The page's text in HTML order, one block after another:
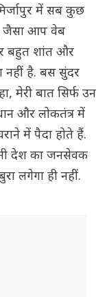
में सब कुछ
जैसा आप वेब
बहुत शांत और
नहीं है. बस सुंदर
मेरी बात सिर्फ उन
और लोकतंत्र में
में पैदा होते हैं.
देश का जनसेवक
लगेगा ही नहीं.